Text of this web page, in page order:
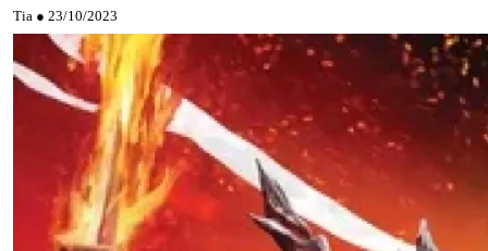
Tia ● 23/10/2023